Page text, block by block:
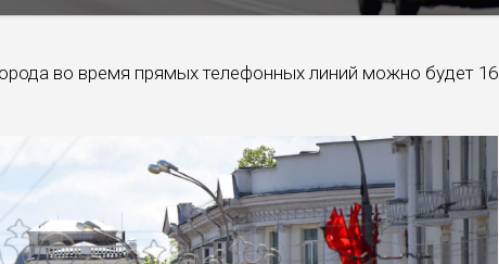
во время прямых телефонных линий можно будет 16